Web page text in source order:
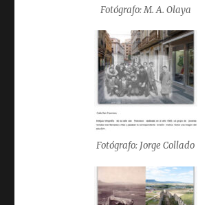
Fotógrafo: M. A. Olaya
Fotógrafo: Jorge Collado